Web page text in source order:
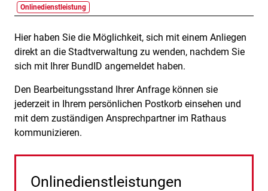
Onlinedienstleistung
Beschreibung
Hier haben Sie die Möglichkeit, sich mit einem Anliegen
direkt an die Stadtverwaltung zu wenden, nachdem Sie
sich mit Ihrer BundID angemeldet haben.
Den Bearbeitungsstand Ihrer Anfrage können sie
jederzeit in Ihrem persönlichen Postkorb einsehen und
mit dem zuständigen Ansprechpartner im Rathaus
kommunizieren.
Onlinedienstleistungen